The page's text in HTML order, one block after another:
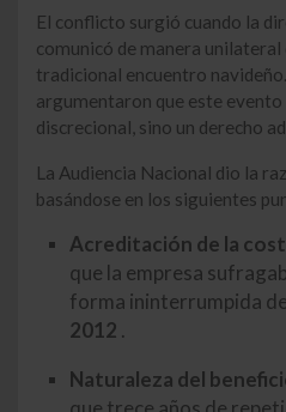
El conflicto surgió cuando la
comunicó de manera unilateral
tradicional encuentro
argumentaron que este evento
discrecional, sino un derecho
La Audiencia Nacional dio la
basándose en los siguientes
Acreditación de la
que la empresa
forma ininterrumpida
2012 .
Naturaleza del